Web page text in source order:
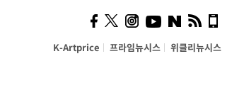
K-Artprice 프라임뉴시스 위클리뉴시스
의견, 국토부·LH에 충실히
전달할 것"